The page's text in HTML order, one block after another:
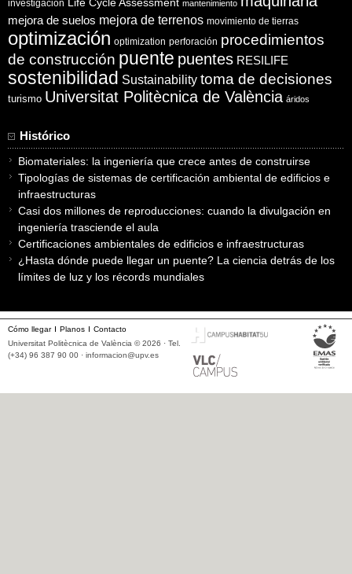
investigación Life Cycle Assessment mantenimiento
mejora de suelos mejora de terrenos movimiento de tierras
optimización optimization perforación procedimientos
de construcción puente puentes RESILIFE
sostenibilidad Sustainability toma de decisiones
turismo Universitat Politècnica de València áridos
Histórico
Biomateriales: la ingeniería que crece antes de construirse
Tipologías de sistemas de certificación ambiental de edificios e
infraestructuras
Casi dos millones de reproducciones: cuando la divulgación en
ingeniería trasciende el aula
Certificaciones ambientales de edificios e infraestructuras
¿Hasta dónde puede llegar un puente? La ciencia detrás de los
límites de luz y los récords mundiales
Cómo llegar Planos
Contacto
Universitat Politècnica de València © 2026 · Tel.
(+34) 96 387 90 00 · informacion@upv.es